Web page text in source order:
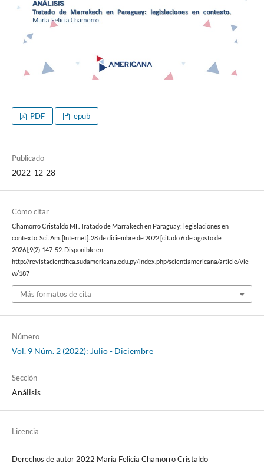
PDF epub
Publicado
2022-12-28
Cómo citar
Chamorro Cristaldo MF. Tratado de Marrakech en Paraguay: legislaciones en
contexto. Sci. Am. [Internet]. 28 de diciembre de 2022 [citado 6 de agosto de
2026];9(2):147-52. Disponible en:
http://revistacientifica.sudamericana.edu.py/index.php/scientiamericana/article/vie
w/187
Más formatos de cita
Número
Vol. 9 Núm. 2 (2022): Julio - Diciembre
Sección
Análisis
Licencia
Derechos de autor 2022 Maria Felicia Chamorro Cristaldo